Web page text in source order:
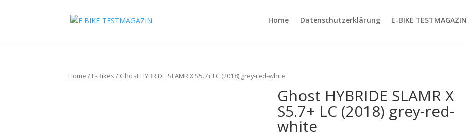
Home Datenschutzerklärung E-BIKE TESTMAGAZIN
Home / E-Bikes / Ghost HYBRIDE SLAMR X S5.7+ LC (2018) grey-red-white
Ghost HYBRIDE SLAMR X
S5.7+ LC (2018) grey-red-
white